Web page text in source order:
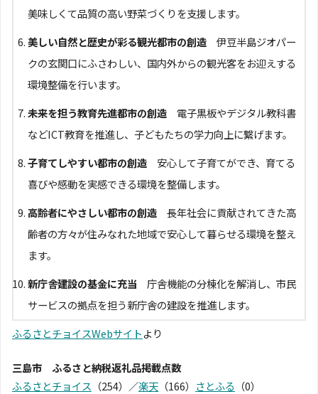
美味しくて品質の高い野菜づくりを支援します。
美しい自然と歴史が彩る観光都市の創造 伊豆半島ジオパー
クの玄関口にふさわしい、国内外からの観光客をお迎えする
環境整備を行います。
未来を担う教育先進都市の創造 電子黒板やデジタル教科書
などICT教育を推進し、子どもたちの学力向上に繋げます。
子育てしやすい都市の創造 安心して子育てができ、育てる
喜びや感動を実感できる環境を整備します。
高齢者にやさしい都市の創造 長年社会に貢献されてきた高
齢者の方々が住みなれた地域で安心して暮らせる環境を整え
ます。
新庁舎建設の基金に充当 庁舎機能の分棟化を解消し、市民
サービスの拠点を担う新庁舎の建設を推進します。
ふるさとチョイスWebサイトより
三島市 ふるさと納税返礼品掲載点数
ふるさとチョイス （254）／楽天 （166） さとふる （0）